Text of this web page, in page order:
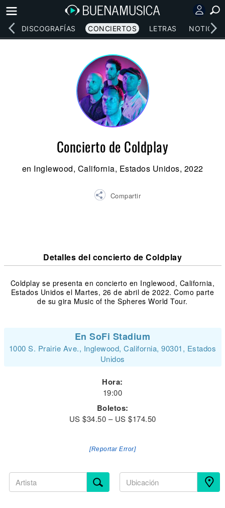
DISCOGRAFÍAS CONCIERTOS LETRAS NOTICIAS
Concierto de Coldplay
en Inglewood, California, Estados Unidos, 2022
Compartir
Detalles del concierto de Coldplay
Coldplay se presenta en concierto en Inglewood, California,
Estados Unidos el Martes, 26 de abril de 2022. Como parte
de su gira Music of the Spheres World Tour.
En SoFi Stadium
1000 S. Prairie Ave., Inglewood, California, 90301, Estados
Unidos
Hora:
19:00
Boletos:
US $34.50 – US $174.50
[Reportar Error]